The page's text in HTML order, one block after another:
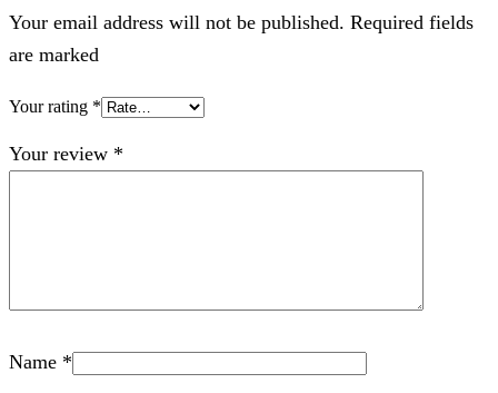
Your email address will not be published. Required fields
are marked
Your rating *
Your review *
Name *